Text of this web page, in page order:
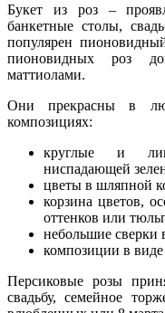
Букет из роз –
банкетные столы,
популярен
пионовидных роз
маттиолами.
Они прекрасны в
композициях:
круглые и
ниспадающей
цветы в шляпной
корзина цветов,
оттенков или
небольшие сверки
композиции в виде
Персиковые розы
свадьбу, семейное